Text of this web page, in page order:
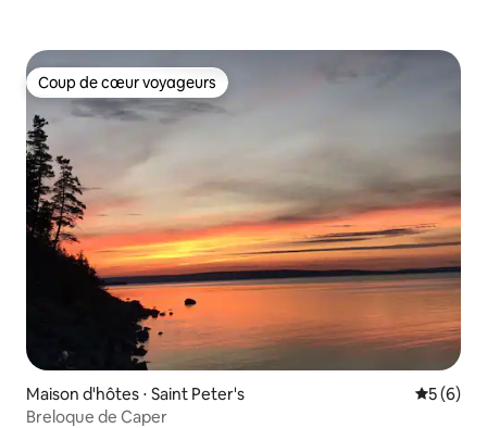
Coup de cœur voyageurs
Coup de cœur voyageurs
Maison d'hôtes ⋅ Saint Peter's
5 (6)
Breloque de Caper